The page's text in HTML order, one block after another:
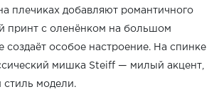
плечиках добавляют романтичного
принт с оленёнком на большом
создаёт особое настроение. На спинке
мишка Steiff — милый акцент,
модели.